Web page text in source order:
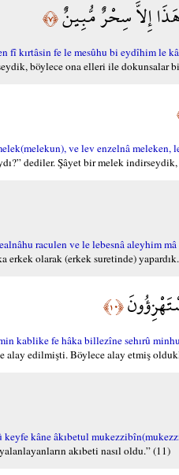
إِلاَّ سِحْرٌ مُّبِينٌ﴿٧﴾
fî kırtâsin fe le mesûhu bi eydîhim le
böylece ona elleri ile
ve lev enzelnâ meleken,
dediler. Şâyet bir melek
raculen ve le lebesnâ aleyhim
erkek olarak (erkek suretinde)
﴿١٠﴾
kablike fe hâka billezîne sehırû
edilmişti. Böylece alay etmiş
kâne âkıbetul
akıbeti nasıl oldu.” (11)